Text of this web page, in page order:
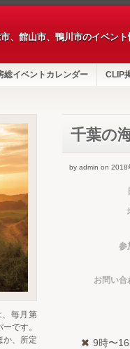
、館山市、鴨川市のイベント
総イベントカレンダー CLIP
千葉の
by admin on 2018
参
お問い合
9時〜
毎月第
です。
か、所定